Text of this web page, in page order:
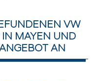
VW
MAYEN UND
AN